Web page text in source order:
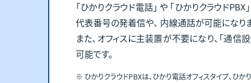
「ひかりクラウド電話」 や 「ひかりクラウド
代表番号の発着信や、 内線通話が可能になりま
また、オフィスに主装置が不要になり、「通信
可能です。
ひかりクラウドPBXは、ひかり電話オフィスタイプ、ひか